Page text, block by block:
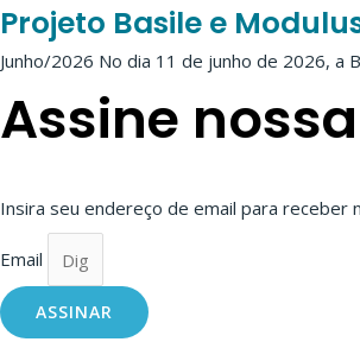
Projeto Basile e
Junho/2026 No dia 11 de junho de 2026, a
Assine
Insira seu endereço de email para receber
Email
ASSINAR